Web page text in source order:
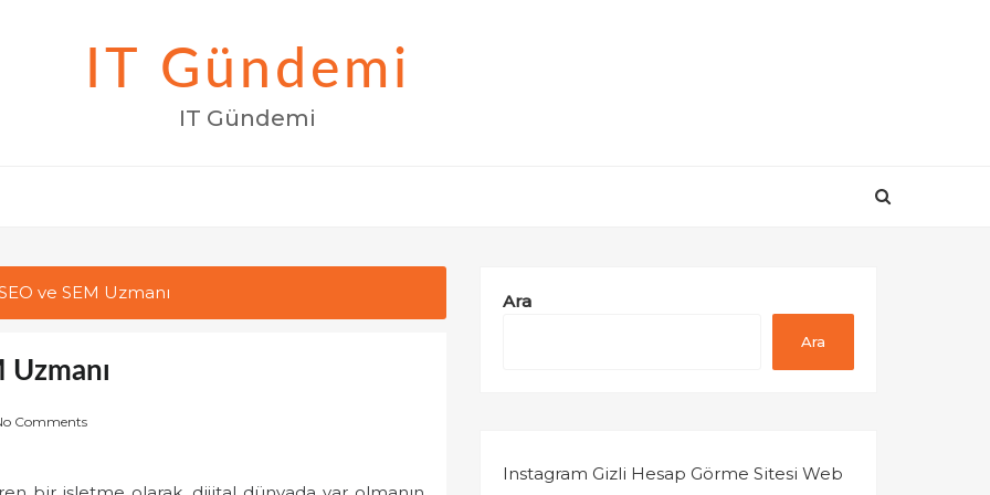
IT Gündemi
IT Gündemi
ve SEM Uzmanı
Uzmanı
Comments
Ara
Ara
Instagram Gizli Hesap Görme Sitesi Web